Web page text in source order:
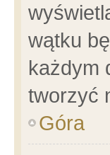
wątku
każdym
tworzyć
Góra